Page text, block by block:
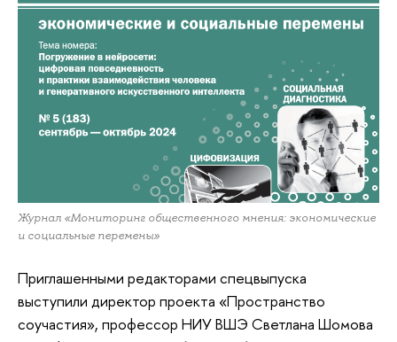
Журнал «Мониторинг общественного мнения: экономические
и социальные перемены»
Приглашенными редакторами спецвыпуска
выступили директор проекта «Пространство
соучастия», профессор НИУ ВШЭ Светлана Шомова